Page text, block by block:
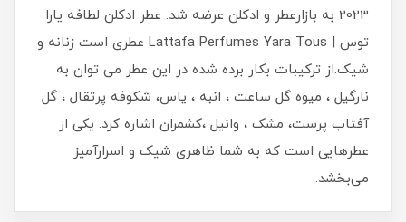
2023 به بازارعطر و ادکلن عرضه شد. عطر ادکلن لطافه یارا
توس | Lattafa Perfumes Yara Tous عطری است زنانه و
شیک.از ترکیبات بکار برده شده در این عطر می توان به
نارگیل ، میوه گل ساعت ، انبه ، یاس، شکوفه پرتقال ، گل
آفتاب پرست، مشک ، وانیل ،کشمران اشاره کرد. یکی از
عطرهایی است که به شما ظاهری شیک و اسرارآمیز
می‌بخشد.